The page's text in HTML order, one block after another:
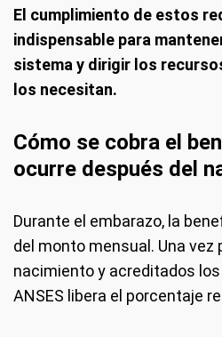
El cumplimiento de estos
indispensable para
sistema y dirigir los
los necesitan.
Cómo se cobra el
ocurre después del
Durante el embarazo, la
del monto mensual. Una vez
nacimiento y acreditados
ANSES libera el porcentaje